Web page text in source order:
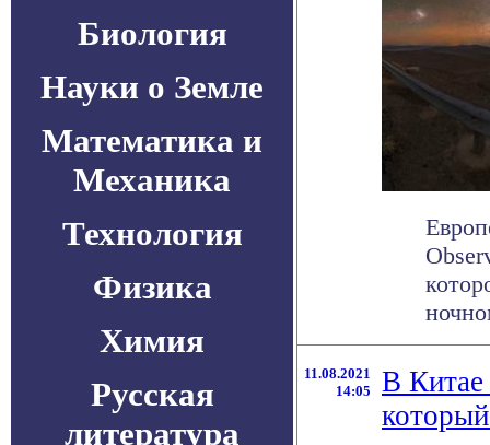
Биология
Науки о Земле
Математика и
Механика
Технология
Физика
Химия
Русская
литература
11.08.2021
14:05
В Китае